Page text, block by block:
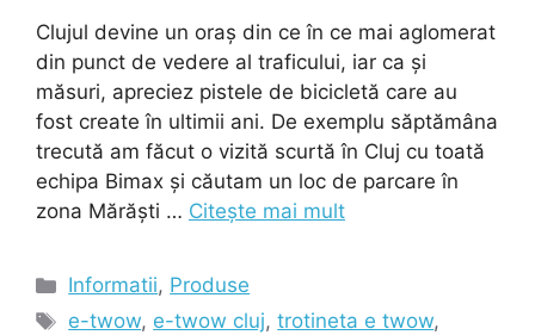
Clujul devine un oraș din ce în ce mai aglomerat
din punct de vedere al traficului, iar ca și
măsuri, apreciez pistele de bicicletă care au
fost create în ultimii ani. De exemplu săptămâna
trecută am făcut o vizită scurtă în Cluj cu toată
echipa Bimax și căutam un loc de parcare în
zona Mărăști … Citește mai mult
Categorii
Informatii, Produse
Etichete
e-twow, e-twow cluj,trotineta e twow,